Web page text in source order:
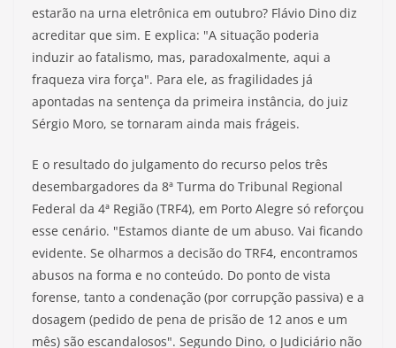
estarão na urna eletrônica em outubro? Flávio Dino diz
acreditar que sim. E explica: "A situação poderia
induzir ao fatalismo, mas, paradoxalmente, aqui a
fraqueza vira força". Para ele, as fragilidades já
apontadas na sentença da primeira instância, do juiz
Sérgio Moro, se tornaram ainda mais frágeis.
E o resultado do julgamento do recurso pelos três
desembargadores da 8ª Turma do Tribunal Regional
Federal da 4ª Região (TRF4), em Porto Alegre só reforçou
esse cenário. "Estamos diante de um abuso. Vai ficando
evidente. Se olharmos a decisão do TRF4, encontramos
abusos na forma e no conteúdo. Do ponto de vista
forense, tanto a condenação (por corrupção passiva) e a
dosagem (pedido de pena de prisão de 12 anos e um
mês) são escandalosos". Segundo Dino, o Judiciário não